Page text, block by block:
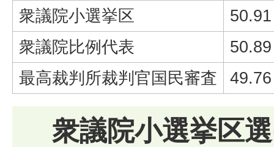
衆議院小選挙区
50.91
衆議院比例代表
50.89
最高裁判所裁判官国民審査
49.76
衆議院小選挙区